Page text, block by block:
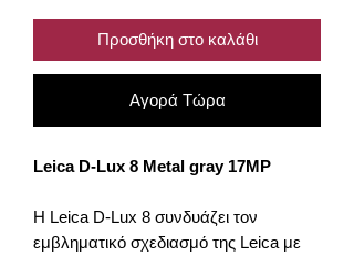
Προσθήκη στο καλάθι
Αγορά Τώρα
Leica D-Lux 8 Metal gray 17MP
Η Leica D-Lux 8 συνδυάζει τον
εμβληματικό σχεδιασμό της Leica με